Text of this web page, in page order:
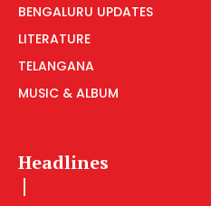
BENGALURU UPDATES
LITERATURE
TELANGANA
MUSIC & ALBUM
Headlines